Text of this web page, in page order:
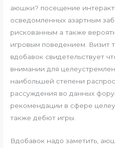
аюшки? посещение
осведомленных азартным
рискованным а также
игровым поведением. Визит
вдобавок свидетельствует
внимании для
наибольшей степени
рассуждения во данных
рекомендации в сфере
также дебют игры.
Вдобавок надо заметить,